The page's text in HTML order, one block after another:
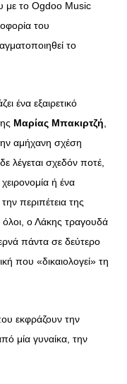
με το Ogdoo Music
του
το
ένα εξαιρετικό
Μαρίας Μπακιρτζή,
αμήχανη σχέση
λέγεται σχεδόν ποτέ,
ή ένα
περιπέτεια της
ο Λάκης τραγουδά
πάντα σε δεύτερο
που «δικαιολογεί» τη
εκφράζουν την
μία γυναίκα, την